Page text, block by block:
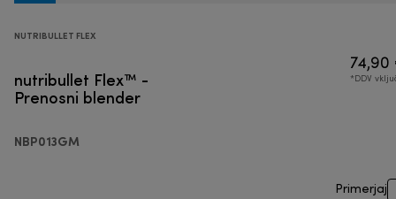
NUTRIBULLET FLEX
nutribullet Flex™ -
Prenosni blender
NBP013GM
74,90
*DDV
Primerjaj